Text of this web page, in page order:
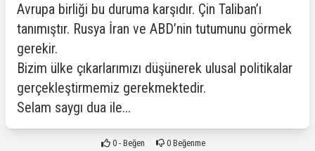
Avrupa birliği bu duruma karşıdır. Çin Taliban’ı
tanımıştır. Rusya İran ve ABD’nin tutumunu görmek
gerekir.
Bizim ülke çıkarlarımızı düşünerek ulusal politikalar
gerçekleştirmemiz gerekmektedir.
Selam saygı dua ile...
0- Beğen 0 Beğenme